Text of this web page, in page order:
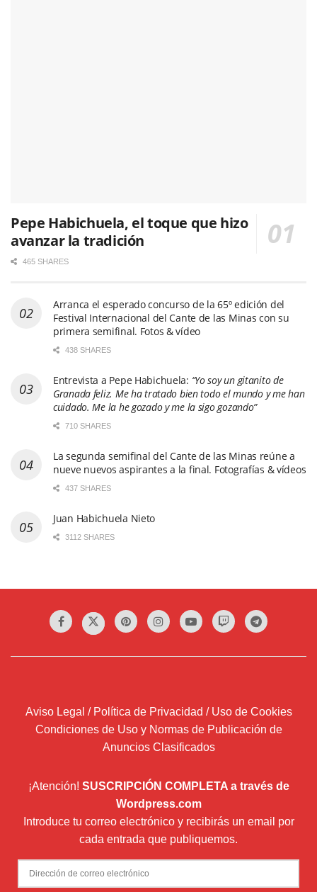
Pepe Habichuela, el toque que hizo
avanzar la tradición
465 SHARES
Arranca el esperado concurso de la 65º edición del
Festival Internacional del Cante de las Minas con su
primera semifinal. Fotos & vídeo
438 SHARES
Entrevista a Pepe Habichuela: “Yo soy un gitanito de
Granada feliz. Me ha tratado bien todo el mundo y me han
cuidado. Me la he gozado y me la sigo gozando”
710 SHARES
La segunda semifinal del Cante de las Minas reúne a
nueve nuevos aspirantes a la final. Fotografías & vídeos
437 SHARES
Juan Habichuela Nieto
3112 SHARES
Aviso Legal / Política de Privacidad / Uso de Cookies
Condiciones de Uso y Normas de Publicación de
Anuncios Clasificados
¡Atención! SUSCRIPCIÓN COMPLETA a través de
Wordpress.com
Introduce tu correo electrónico y recibirás un email por
cada entrada que publiquemos.
Dirección
de